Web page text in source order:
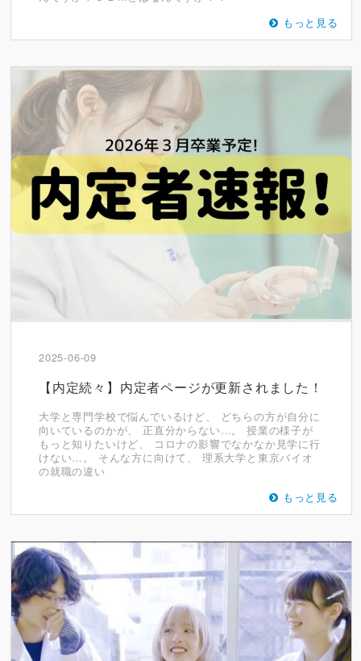
もっと見る
2025-06-09
【内定続々】内定者ページが更新されました！
大学と専門学校で悩んでいるけど、 どちらの方が自分に
向いているのかが、 正直分からない…。 授業の様子が
もっと知りたいけど、 コロナの影響でなかなか見学に行
けない…。 そんな方に向けて、 理系大学と東京バイオ
の就職の違い
もっと見る